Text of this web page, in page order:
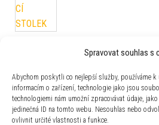
Spravovat souhlas s
Abychom poskytli co nejlepší služby, používáme
informacím o zařízení, technologie jako jsou
technologiemi nám umožní zpracovávat údaje,
jedinečná ID na tomto webu. Nesouhlas nebo
ovlivnit určité vlastnosti a funkce.
červená
29 499Kč Původní
25 074Kč
Sit & More ROHOVÁ
71 790 KčPůvodní
61 022Kč